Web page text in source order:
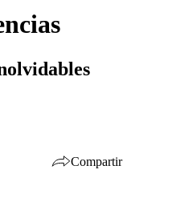
Compartir